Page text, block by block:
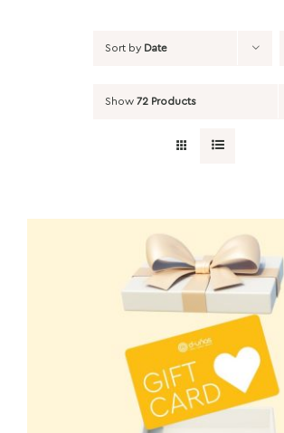
Sort by Date
Show 72 Products